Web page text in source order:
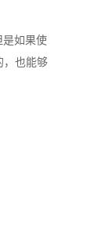
是如果使
，也能够